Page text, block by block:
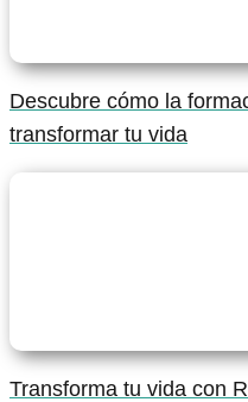
Descubre cómo la
transformar tu vida
Transforma tu vida con